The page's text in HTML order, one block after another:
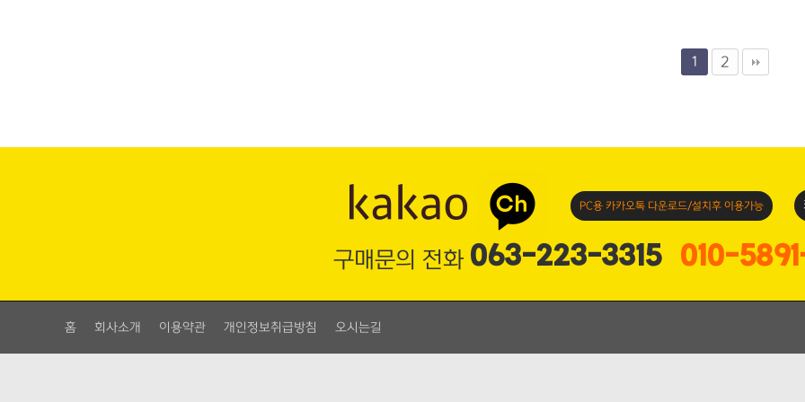
1 2
PC용 카카오톡 다운로드/설치후 이용가능
구매문의 전화 063-223-3315 010-
홈 회사소개 이용약관 개인정보취급방침 오시는길